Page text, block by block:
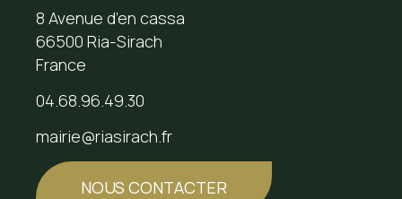
8 Avenue d’en cassa
66500 Ria-Sirach
France
04.68.96.49.30
mairie@riasirach.fr
NOUS CONTACTER